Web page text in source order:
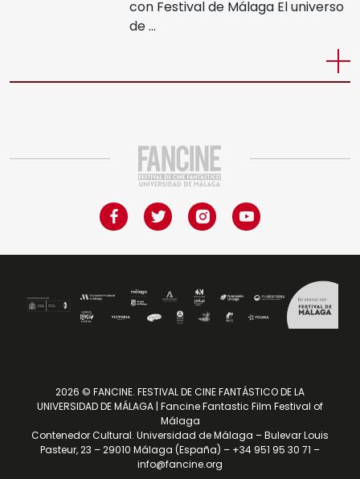
con Festival de Málaga El universo
de …
2026 © FANCINE. FESTIVAL DE CINE FANTÁSTICO DE LA
UNIVERSIDAD DE MÁLAGA | Fancine Fantastic Film Festival of
Málaga
Contenedor Cultural. Universidad de Málaga – Bulevar Louis
Pasteur, 23 – 29010 Málaga (España) – +34 951 95 30 71 –
info@fancine.org